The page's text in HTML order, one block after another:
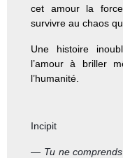
cet amour la
survivre au chaos
Une histoire
l’amour à briller
l’humanité.
Incipit
— Tu ne